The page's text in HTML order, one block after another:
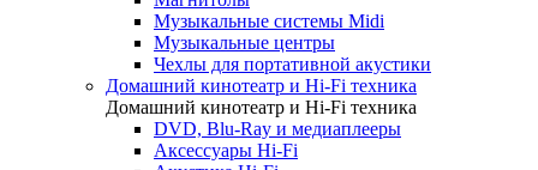
Музыкальные системы Midi
Музыкальные центры
Чехлы для портативной акустики
Домашний кинотеатр и Hi-Fi техника
Домашний кинотеатр и Hi-Fi техника
DVD, Blu-Ray и медиаплееры
Аксессуары Hi-Fi